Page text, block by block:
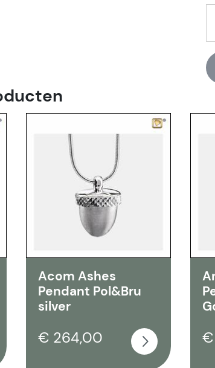
Acom Ashes
Pendant Pol&Bru
silver
€ 264,00 €